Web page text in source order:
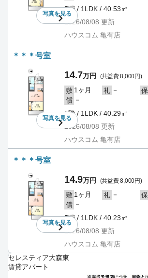
写真を見る
5階 / 1LDK / 40.53㎡
2026/08/08 更新
ハウスコム 亀有店
＊＊＊号室
写真を見る
14.7万円 (共益費 8,000円)
敷 1ヶ月 礼 － 保
償 －
5階 / 1LDK / 40.29㎡
2026/08/08 更新
ハウスコム 亀有店
＊＊＊号室
写真を見る
14.9万円 (共益費 8,000円)
敷 1ヶ月 礼 － 保
償 －
5階 / 1LDK / 40.23㎡
2026/08/08 更新
ハウスコム 亀有店
セレスティア大森東
賃貸アパート